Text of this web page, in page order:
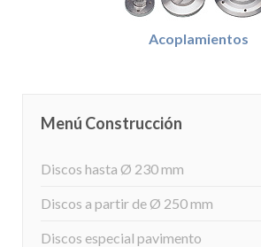
Acoplamientos
Menú Construcción
Discos hasta Ø 230 mm
Discos a partir de Ø 250 mm
Discos especial pavimento